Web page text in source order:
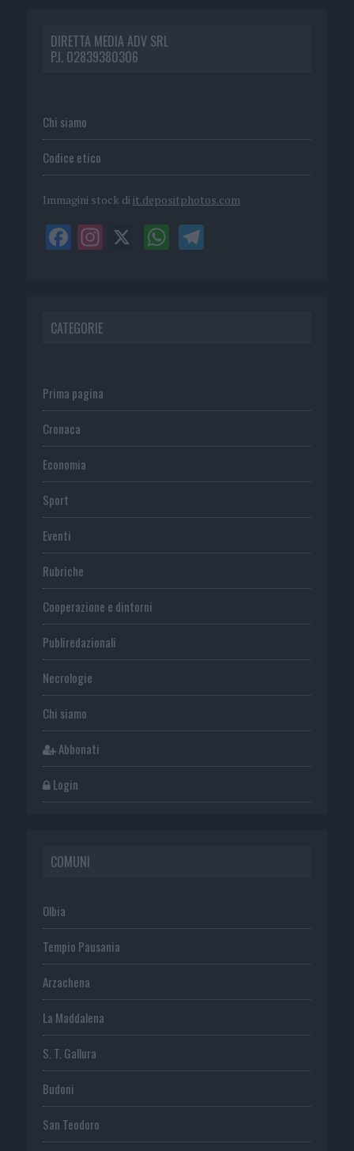
DIRETTA MEDIA ADV SRL
P.I. 02839380306
Chi siamo
Codice etico
Immagini stock di it.depositphotos.com
CATEGORIE
Prima pagina
Cronaca
Economia
Sport
Eventi
Rubriche
Cooperazione e dintorni
Publiredazionali
Necrologie
Chi siamo
Abbonati
Login
COMUNI
Olbia
Tempio Pausania
Arzachena
La Maddalena
S. T. Gallura
Budoni
San Teodoro